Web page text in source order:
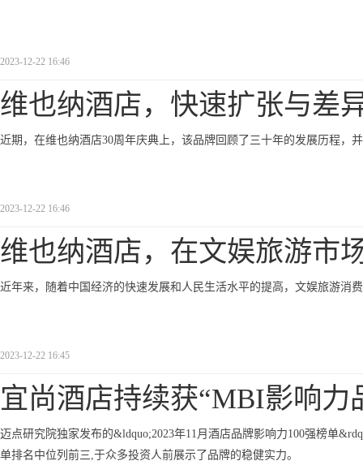
2023-12-22 16:46
维也纳酒店，快速扩张与差
近期，在维也纳酒店30周年庆典上，该品牌回顾了三十年的发展历程，
2023-12-22 16:46
维也纳酒店，在文娱旅游市
近年来，随着中国经济的快速发展和人民生活水平的提高，文娱旅游消
2023-12-22 16:45
宜尚酒店持续获“MBI影响力
迈点研究院独家发布的&ldquo;2023年11月酒店品牌影响力100强榜单
单排名中位列前三,于众多投资人前展示了品牌的稳健实力。